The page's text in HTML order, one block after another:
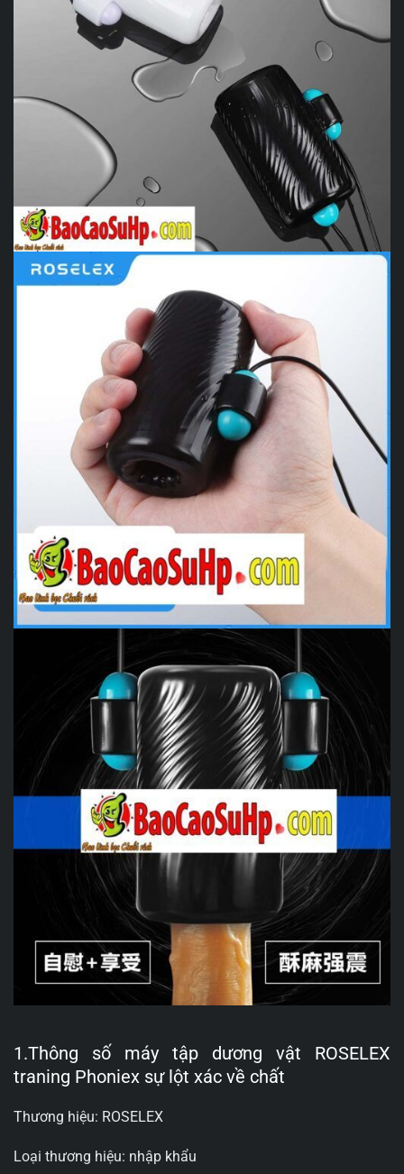
1.Thông số máy tập dương vật ROSELEX
traning Phoniex sự lột xác về chất
Thương hiệu: ROSELEX
Loại thương hiệu: nhập khẩu